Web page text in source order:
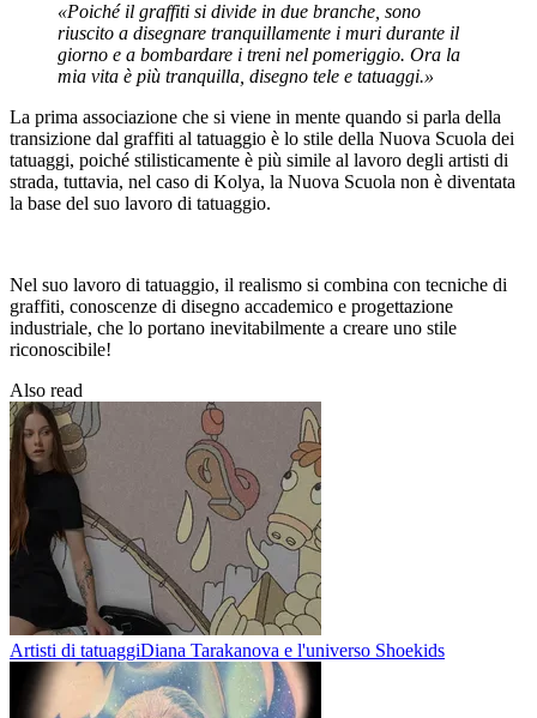
«Poiché il graffiti si divide in due branche, sono
riuscito a disegnare tranquillamente i muri durante il
giorno e a bombardare i treni nel pomeriggio. Ora la
mia vita è più tranquilla, disegno tele e tatuaggi.»
La prima associazione che si viene in mente quando si parla della
transizione dal graffiti al tatuaggio è lo stile della Nuova Scuola dei
tatuaggi, poiché stilisticamente è più simile al lavoro degli artisti di
strada, tuttavia, nel caso di Kolya, la Nuova Scuola non è diventata
la base del suo lavoro di tatuaggio.
Nel suo lavoro di tatuaggio, il realismo si combina con tecniche di
graffiti, conoscenze di disegno accademico e progettazione
industriale, che lo portano inevitabilmente a creare uno stile
riconoscibile!
Also read
Artisti di tatuaggiDiana Tarakanova e l'universo Shoekids